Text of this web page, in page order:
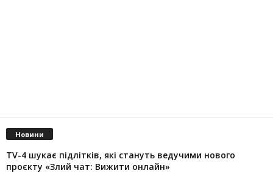
Новини
TV-4 шукає підлітків, які стануть ведучими нового
проєкту «Злий чат: Вижити онлайн»